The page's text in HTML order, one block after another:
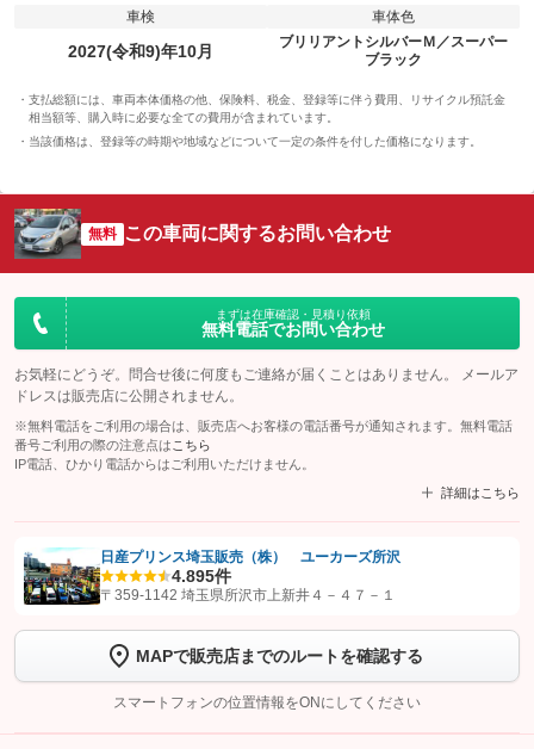
車検
2027(令和9)年10月
車体色
ブリリアントシルバーＭ／スーパー
ブラック
支払総額には、車両本体価格の他、保険料、税金、登録等に伴う費用、リサイクル預託金
相当額等、購入時に必要な全ての費用が含まれています。
当該価格は、登録等の時期や地域などについて一定の条件を付した価格になります。
無料 この車両に関するお問い合わせ
まずは在庫確認・見積り依頼
無料電話でお問い合わせ
お気軽にどうぞ。問合せ後に何度もご連絡が届くことはありません。 メールア
ドレスは販売店に公開されません。
※無料電話をご利用の場合は、販売店へお客様の電話番号が通知されます。無料電話
番号ご利用の際の注意点は こちら
IP電話、ひかり電話からはご利用いただけません。
詳細はこちら
【STEP1】認証画面でグーネットを友だち追加してから「許可する」ボタンを押
トーク画面で
ボタンをタップして問い合わせを
完了してください。
こちら
日産プリンス埼玉販売（株） ユーカーズ所沢
4.895件
〒359-1142 埼玉県所沢市上新井４－４７－１
MAPで販売店までのルートを確認する
スマートフォンの位置情報をONにしてください